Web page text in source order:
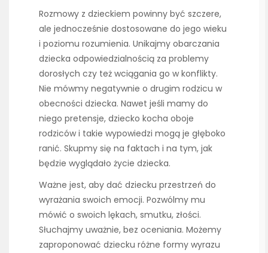
Rozmowy z dzieckiem powinny być szczere,
ale jednocześnie dostosowane do jego wieku
i poziomu rozumienia. Unikajmy obarczania
dziecka odpowiedzialnością za problemy
dorosłych czy też wciągania go w konflikty.
Nie mówmy negatywnie o drugim rodzicu w
obecności dziecka. Nawet jeśli mamy do
niego pretensje, dziecko kocha oboje
rodziców i takie wypowiedzi mogą je głęboko
ranić. Skupmy się na faktach i na tym, jak
będzie wyglądało życie dziecka.
Ważne jest, aby dać dziecku przestrzeń do
wyrażania swoich emocji. Pozwólmy mu
mówić o swoich lękach, smutku, złości.
Słuchajmy uważnie, bez oceniania. Możemy
zaproponować dziecku różne formy wyrazu